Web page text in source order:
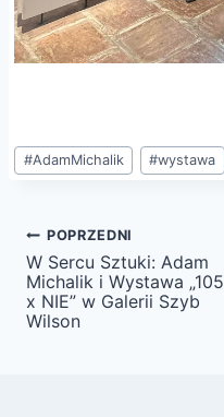
Tagi
wpisu:
#AdamMichalik #wystawa
Nawigacja
wpisu
POPRZEDNI
W Sercu Sztuki: Adam
Michalik i Wystawa „105
x NIE” w Galerii Szyb
Wilson